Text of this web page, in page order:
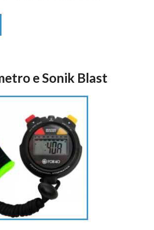
e Sonik Blast